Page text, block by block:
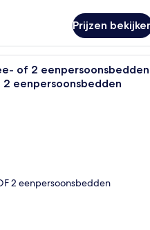
Prijzen
Een slaapkamer met een
of 2
eenpersoonsbedden
2 eenpersoonsbedden